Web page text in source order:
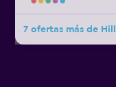
7 ofertas más de